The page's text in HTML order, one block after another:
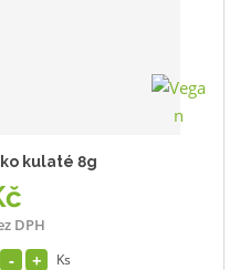
kulaté 8g
DPH
Ks